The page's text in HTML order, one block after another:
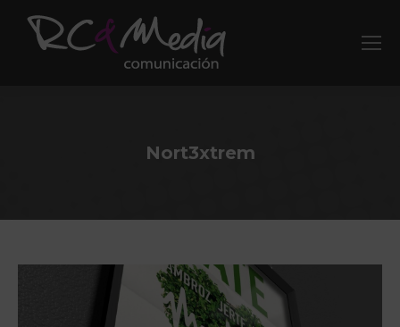
Nort3xtrem